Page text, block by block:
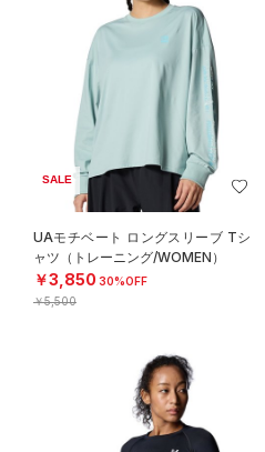
SALE
UAモチベート ロングスリーブ Tシ
ャツ（トレーニング/WOMEN）
￥3,850 30%OFF
￥5,500